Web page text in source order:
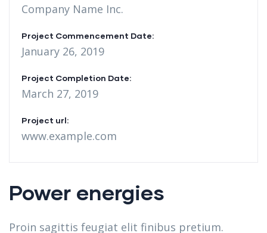
Company Name Inc.
Project Commencement Date:
January 26, 2019
Project Completion Date:
March 27, 2019
Project url:
www.example.com
Power energies
Proin sagittis feugiat elit finibus pretium.